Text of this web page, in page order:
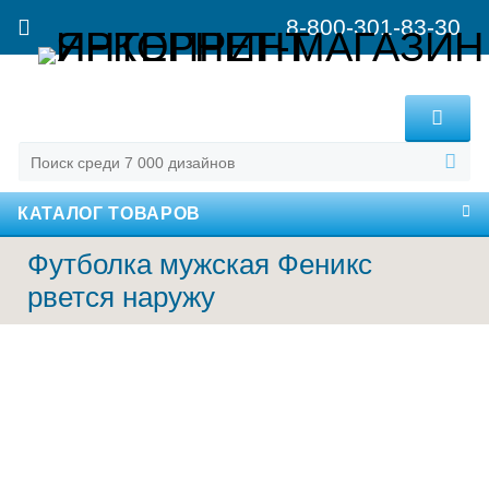
8-800-301-83-30
КАТАЛОГ ТОВАРОВ
Футболка мужская Феникс
рвется наружу